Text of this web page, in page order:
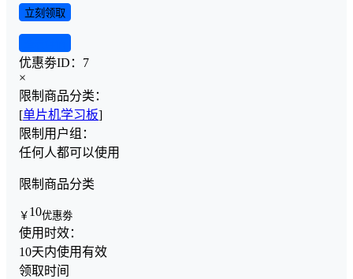
立刻领取
优惠劵ID： 7
×
限制商品分类：
[单片机学习板]
限制用户组：
任何人都可以使用
限制商品分类
￥ 10优惠劵
使用时效：
10天内使用有效
领取时间